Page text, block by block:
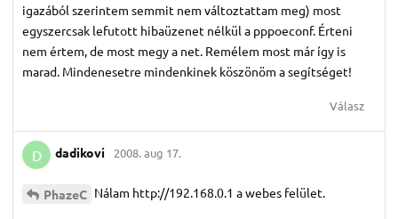
igazából szerintem semmit nem változtattam meg) most
egyszercsak lefutott hibaüzenet nélkül a pppoeconf. Érteni
nem értem, de most megy a net. Remélem most már így is
marad. Mindenesetre mindenkinek köszönöm a segítséget!
Válasz
D dadikovi 2008. aug 17.
PhazeC Nálam http://192.168.0.1 a webes felület.